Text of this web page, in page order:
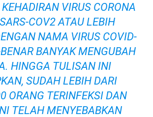
VIRUS CORONA
COV2 ATAU LEBIH
NAMA VIRUS COVID-
BANYAK MENGUBAH
HINGGA TULISAN INI
SUDAH LEBIH DARI
ORANG TERINFEKSI DAN
TELAH MENYEBABKAN